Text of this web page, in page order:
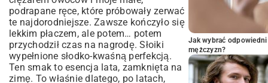
podrapane ręce, które próbowały zerwać
te najdorodniejsze. Zawsze kończyło się
lekkim płaczem, ale potem… potem
przychodził czas na nagrodę. Słoiki
wypełnione słodko-kwaśną perfekcją.
Ten smak to esencja lata, zamknięta na
zimę. To właśnie dlatego, po latach,
Jak wybrać
mężczyzn?